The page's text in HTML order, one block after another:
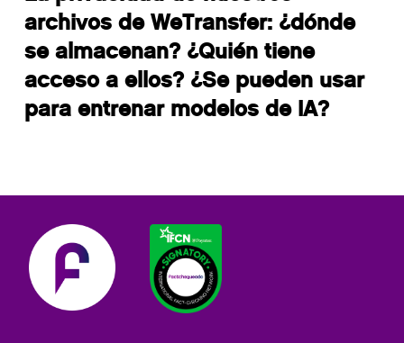
archivos de WeTransfer: ¿dónde
se almacenan? ¿Quién tiene
acceso a ellos? ¿Se pueden usar
para entrenar modelos de IA?